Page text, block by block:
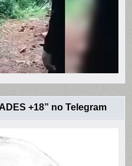
+18” no Telegram